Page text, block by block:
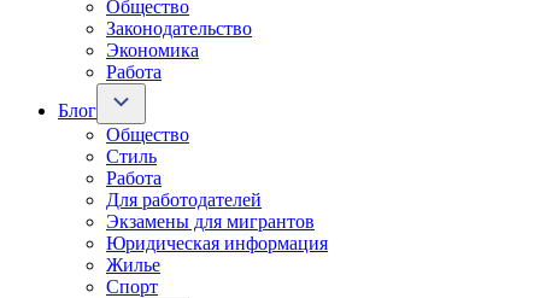
Общество
Законодательство
Экономика
Работа
Блог
Общество
Стиль
Работа
Для работодателей
Экзамены для мигрантов
Юридическая информация
Жилье
Спорт